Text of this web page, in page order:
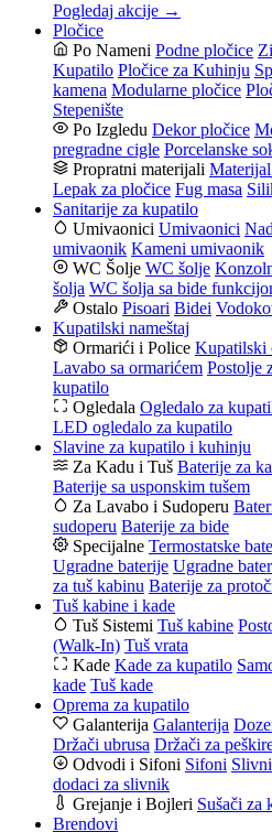
Pogledaj akcije →
Pločice
Po Nameni Podne pločice
Kupatilo Pločice za Kuhinju
kamena Modularne pločice
Stepenište
Po Izgledu Dekor pločice
pregradne cigle Porcelanske
Propratni materijali
Lepak za pločice Fug masa
Sanitarije za kupatilo
Umivaonici Umivaonici
umivaonik Kameni umivaonik
WC Šolje WC šolje
šolja WC šolja sa bide
Ostalo Pisoari Bidei
Kupatilski nameštaj
Ormarići i Police Kupatilski
Lavabo sa ormarićem Postolje
kupatilo
Ogledala Ogledalo za
LED ogledalo za kupatilo
Slavine za kupatilo i kuhinju
Za Kadu i Tuš Baterije za
Baterije sa usponskim tušem
Za Lavabo i Sudoperu
sudoperu Baterije za bide
Specijalne Termostatske
Ugradne baterije Ugradne
za tuš kabinu Baterije za
Tuš kabine i kade
Tuš Sistemi Tuš kabine
(Walk-In) Tuš vrata
Kade Kade za kupatilo
kade Tuš kade
Oprema za kupatilo
Galanterija Galanterija
Držači ubrusa Držači za
Odvodi i Sifoni Sifoni
dodaci za slivnik
Grejanje i Bojleri Sušači za
Brendovi